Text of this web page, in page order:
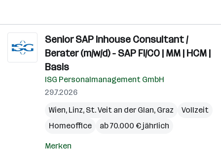
Senior SAP Inhouse Consultant /
Berater (m/w/d) - SAP FI/CO | MM | HCM |
Basis
ISG Personalmanagement GmbH
29.7.2026
Wien, Linz, St. Veit an der Glan, Graz
Vollzeit
Homeoffice
ab 70.000 € jährlich
Merken